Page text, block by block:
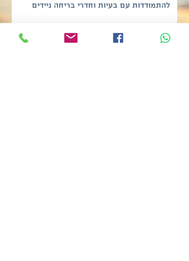
להתמודדות עם בעיות וחדרי בריחה ניידים